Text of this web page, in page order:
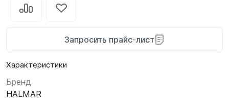
Характеристики
Бренд
HALMAR
Запросить прайс-лист